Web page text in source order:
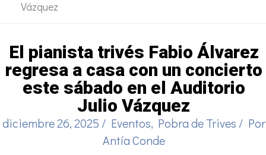
Vázquez
El pianista trivés Fabio Álvarez
regresa a casa con un concierto
este sábado en el Auditorio
Julio Vázquez
diciembre 26, 2025 / Eventos, Pobra de Trives / Por
Antía Conde